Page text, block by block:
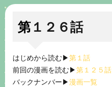
第１２６話
はじめから読む▶︎第１話
前回の漫画を読む▶︎第１２５話
バックナンバー▶︎漫画一覧